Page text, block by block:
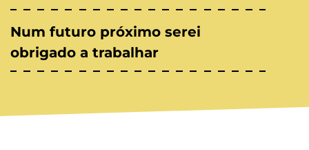
Num futuro próximo serei
obrigado a trabalhar